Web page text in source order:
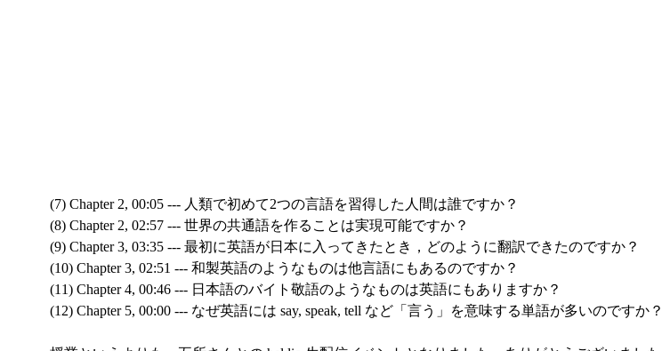
(7) Chapter 2, 00:05 --- 人類で初めて2つの言語を習得した人間は誰ですか？
(8) Chapter 2, 02:57 --- 世界の共通語を作ることは実現可能ですか？
(9) Chapter 3, 03:35 --- 最初に英語が日本に入ってきたとき，どのように翻訳できたのですか？
(10) Chapter 3, 02:51 --- 和製英語のようなものは他言語にもあるのですか？
(11) Chapter 4, 00:46 --- 日本語のバイト敬語のようなものは英語にもありますか？
(12) Chapter 5, 00:00 --- なぜ英語には say, speak, tell など「言う」を意味する単語が多いのですか？